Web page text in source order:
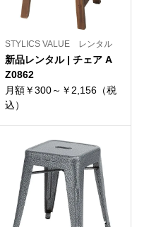
STYLICS VALUE レンタル
新品レンタル | チェア A
Z0862
月額￥300～￥2,156（税
込）